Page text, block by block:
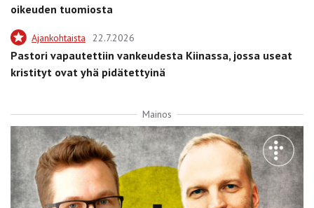
oikeuden tuomiosta
Ajankohtaista 22.7.2026
Pastori vapautettiin vankeudesta Kiinassa, jossa useat
kristityt ovat yhä pidätettyinä
Mainos